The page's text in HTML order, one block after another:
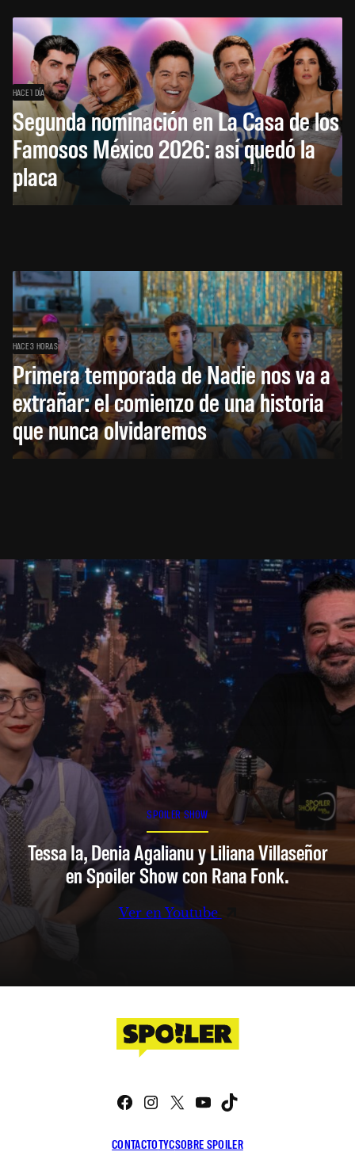
HACE 1 DÍA
Segunda nominación en La Casa de los
Famosos México 2026: así quedó la
placa
HACE 3 HORAS
Primera temporada de Nadie nos va a
extrañar: el comienzo de una historia
que nunca olvidaremos
SPOILER SHOW
Tessa Ia, Denia Agalianu y Liliana Villaseñor
en Spoiler Show con Rana Fonk.
Ver en Youtube
CONTACTOTYCSOBRE SPOILER
Facebook
Instagram
X YouTube